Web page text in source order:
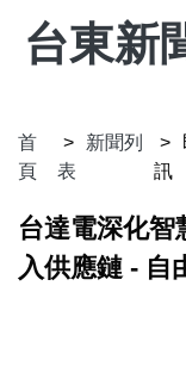
台東新
首
頁
新聞列
表
訊
台達電深化智
入供應鏈 - 自